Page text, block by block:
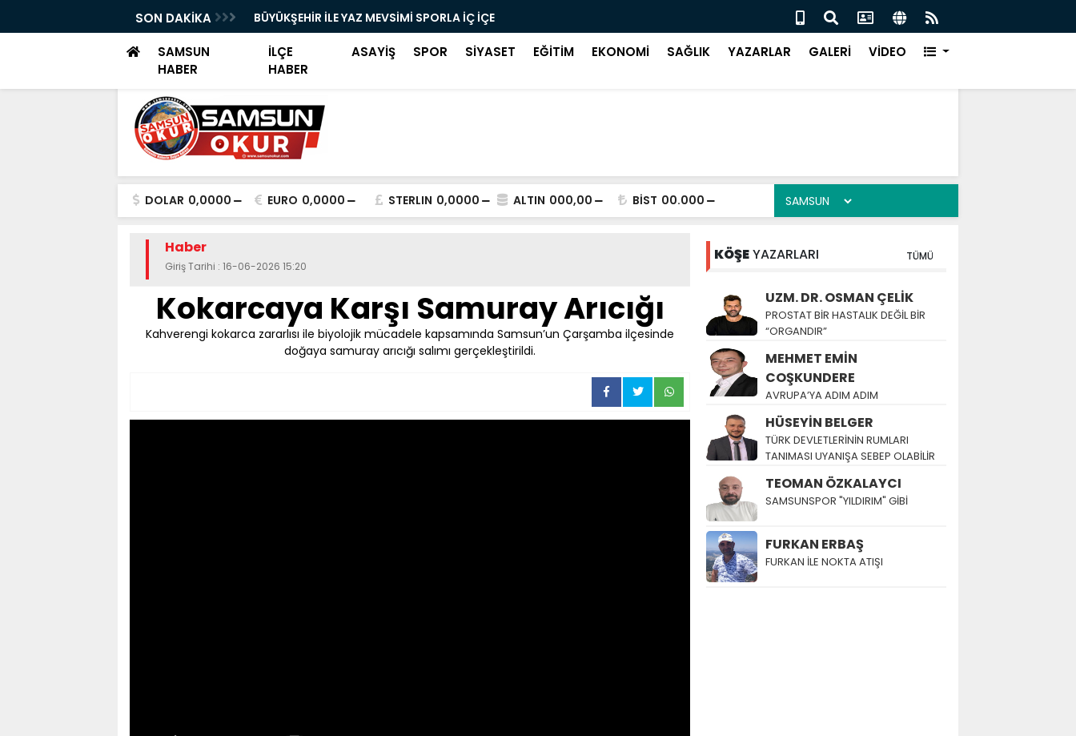
SON DAKİKA BÜYÜKŞEHİR İLE YAZ MEVSİMİ SPORLA İÇ İÇE KUZEY KÜLTÜR EVİ, ÇARŞAMBA’DA KURULUYOR
SAMSUN
HABER
İLÇE
HABER
ASAYİŞ SPOR SİYASET EĞİTİM EKONOMİ SAĞLIK YAZARLAR GALERİ VİDEO
DOLAR 0,0000 EURO 0,0000 STERLIN 0,0000 ALTIN 000,00 BİST 00.000
Haber
Giriş Tarihi : 16-06-2026 15:20
Kokarcaya Karşı Samuray Arıcığı
Kahverengi kokarca zararlısı ile biyolojik mücadele kapsamında Samsun’un Çarşamba ilçesinde
doğaya samuray arıcığı salımı gerçekleştirildi.
KÖŞEYAZARLARI TÜMÜ
UZM. DR. OSMAN ÇELİK
PROSTAT BİR HASTALIK DEĞİL BİR
“ORGANDIR”
MEHMET EMİN
COŞKUNDERE
AVRUPA’YA ADIM ADIM
HÜSEYİN BELGER
TÜRK DEVLETLERİNİN RUMLARI
TANIMASI UYANIŞA SEBEP OLABİLİR
TEOMAN ÖZKALAYCI
SAMSUNSPOR "YILDIRIM" GİBİ
FURKAN ERBAŞ
FURKAN İLE NOKTA ATIŞI